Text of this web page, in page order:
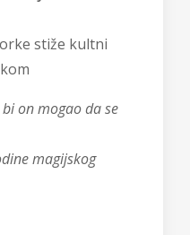
stiže kultni
on mogao da se
magijskog